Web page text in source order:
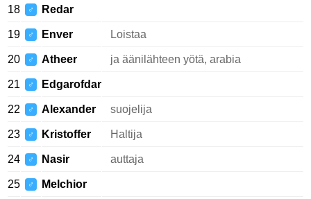
18 ♂ Redar
19 ♂ Enver Loistaa
20 ♂ Atheer ja äänilähteen yötä, arabia
21 ♂ Edgarofdar
22 ♂ Alexander suojelija
23 ♂ Kristoffer Haltija
24 ♂ Nasir auttaja
25 ♂ Melchior